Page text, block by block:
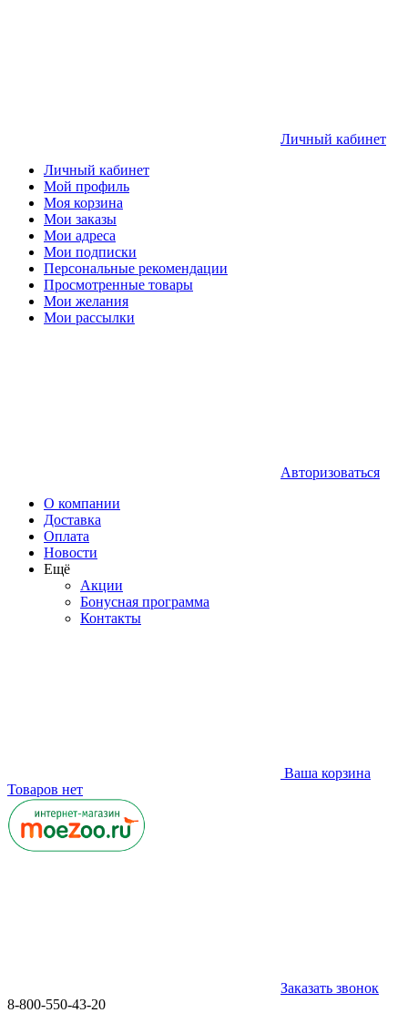
Личный кабинет
Личный кабинет
Мой профиль
Моя корзина
Мои заказы
Мои адреса
Мои подписки
Персональные рекомендации
Просмотренные товары
Мои желания
Мои рассылки
Авторизоваться
О компании
Доставка
Оплата
Новости
Ещё
Акции
Бонусная программа
Контакты
Ваша корзина
Товаров нет
Заказать звонок
8-800-550-43-20